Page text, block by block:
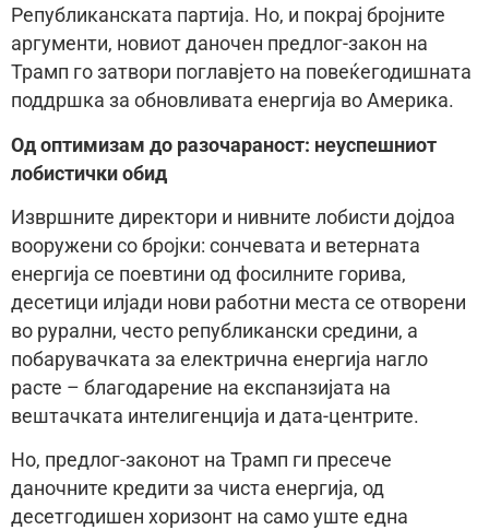
Републиканската партија. Но, и покрај бројните
аргументи, новиот даночен предлог-закон на
Трамп го затвори поглавјето на повеќегодишната
поддршка за обновливата енергија во Америка.
Од оптимизам до разочараност: неуспешниот
лобистички обид
Извршните директори и нивните лобисти дојдоа
вооружени со бројки: сончевата и ветерната
енергија се поевтини од фосилните горива,
десетици илјади нови работни места се отворени
во рурални, често републикански средини, а
побарувачката за електрична енергија нагло
расте – благодарение на експанзијата на
вештачката интелигенција и дата-центрите.
Но, предлог-законот на Трамп ги пресече
даночните кредити за чиста енергија, од
десетгодишен хоризонт на само уште една